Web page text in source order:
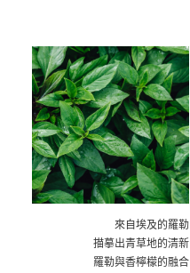
來自埃及的羅勒
描摹出青草地的清新
羅勒與香檸檬的融合